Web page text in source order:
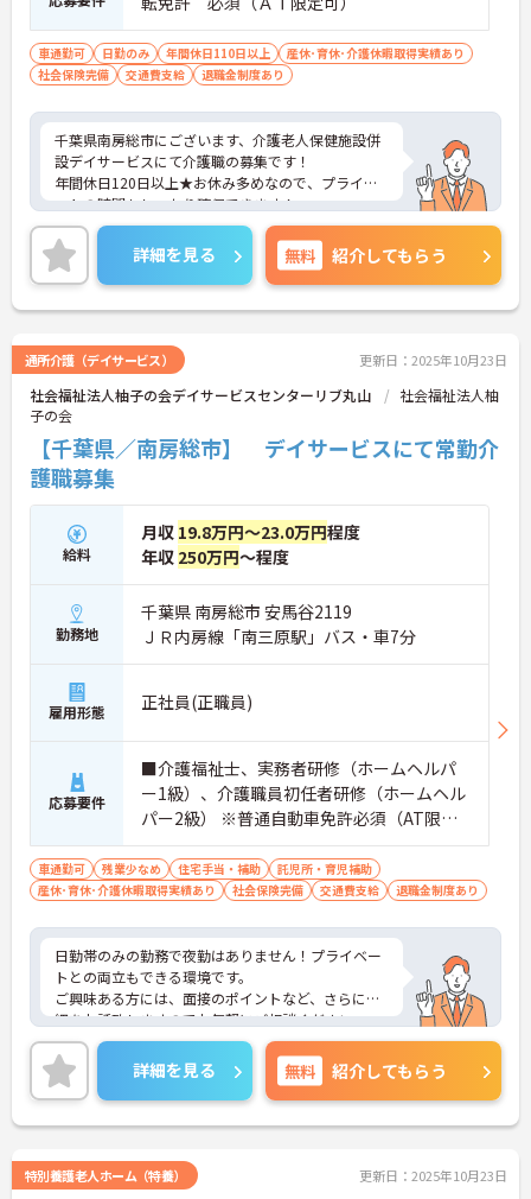
車通勤可 日勤のみ 年間休日110日以上
産休･育休･介護休暇取得実績あり
社会保険完備
交通費支給 退職金制度あり
千葉県南房総市にございます、介護老人保健施設併
設デイサービスにて介護職の募集です！
年間休日120日以上★お休み多めなので、プライベ
ートの時間もしっかり確保できます！
ご興味のある方は、マイナビ介護職までお問い合わ
せください。詳細を見る 無料 紹介してもらう
通所介護（デイサービス） 更新日：2025年10月23日
社会福祉法人柚子の会デイサービスセンターリブ丸山
社会福祉法人柚
子の会
【千葉県／南房総市】 デイサービスにて常勤介
護職募集
給料
月収 19.8万円～23.0万円程度
年収 250万円～程度
勤務地
千葉県 南房総市 安馬谷2119
ＪＲ内房線「南三原駅」バス・車7分
雇用形態 正社員(正職員)
応募要件
■介護福祉士、実務者研修（ホームヘルパ
ー1級）、介護職員初任者研修（ホームヘル
パー2級） ※普通自動車免許必須（AT限定
可） ※未経験者・無資格者応相談 ※介護実
務の経験があれば尚良
車通勤可 残業少なめ 住宅手当・補助
託児所・育児補助
産休･育休･介護休暇取得実績あり
社会保険完備 交通費支給 退職金制度あり
日勤帯のみの勤務で夜勤はありません！プライベー
トとの両立もできる環境です。
ご興味ある方には、面接のポイントなど、さらに詳
細をお話致しますのでお気軽にご相談ください。
詳細を見る 無料 紹介してもらう
特別養護老人ホーム（特養） 更新日：2025年10月23日